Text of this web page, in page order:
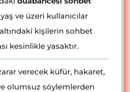
ve üzeri kullanıcılar
altındaki kişilerin sohbet
kesinlikle yasaktır.
verecek küfür, hakaret,
olumsuz söylemlerden